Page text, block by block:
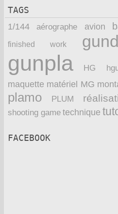
TAGS
1/144 aérographe avion
finished work
gunpla HG
maquette matériel MG
plamo PLUM
shooting game technique
FACEBOOK